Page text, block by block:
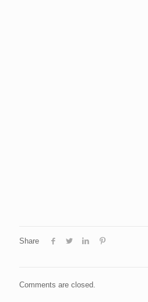
Share
Comments are closed.